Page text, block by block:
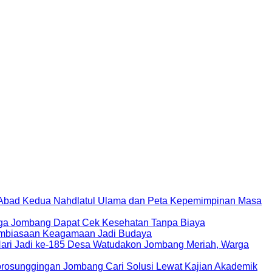
Kedua Nahdlatul Ulama dan Peta Kepemimpinan Masa
Jombang Dapat Cek Kesehatan Tanpa Biaya
Keagamaan Jadi Budaya
Jadi ke-185 Desa Watudakon Jombang Meriah, Warga
Jombang Cari Solusi Lewat Kajian Akademik